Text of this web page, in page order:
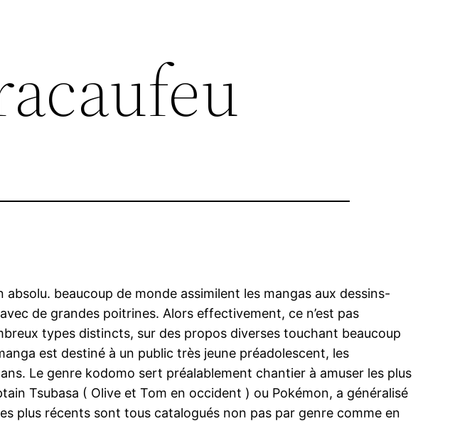
beaucoup de monde assimilent les mangas aux dessins-
de grandes poitrines. Alors effectivement, ce n’est pas
types distincts, sur des propos diverses touchant beaucoup
est destiné à un public très jeune préadolescent, les
Le genre kodomo sert préalablement chantier à amuser les plus
Tsubasa ( Olive et Tom en occident ) ou Pokémon, a généralisé
plus récents sont tous catalogués non pas par genre comme en